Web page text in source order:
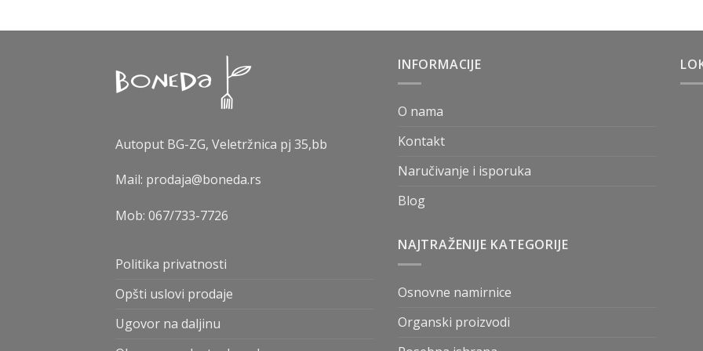
Autoput BG-ZG, Veletržnica pj 35,bb
Mail: prodaja@boneda.rs
Mob: 067/733-7726
Politika privatnosti
Opšti uslovi prodaje
Ugovor na daljinu
INFORMACIJE
O nama
Kontakt
Naručivanje i isporuka
Blog
NAJTRAŽENIJE KATEGORIJE
Osnovne namirnice
Organski proizvodi